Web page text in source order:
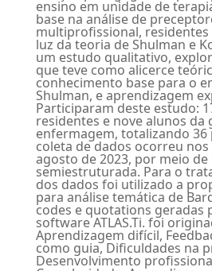
ensino em unidade de
base na análise de
multiprofissional, residentes
luz da teoria de Shulman e
um estudo qualitativo,
que teve como alicerce
conhecimento base para o
Shulman, e aprendizagem
Participaram deste estudo:
residentes e nove alunos da
enfermagem, totalizando 36
coleta de dados ocorreu nos
agosto de 2023, por meio
semiestruturada. Para o
dos dados foi utilizado a
para análise temática de
codes e quotations geradas
software ATLAS.Ti. foi
Aprendizagem difícil,
como guia, Dificuldades na
Desenvolvimento